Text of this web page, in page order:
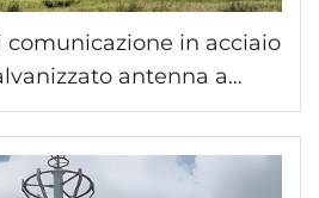
in acciaio
antenna a
torre angolare